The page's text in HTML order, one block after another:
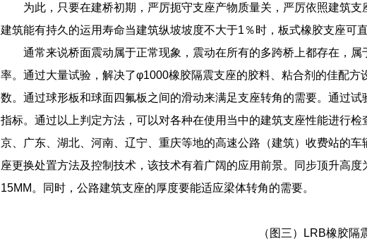
为此，只要在建桥初期，严厉扼守支座产物质量关，严厉依照建筑
建筑能有持久的运用寿命当建筑纵坡坡度不大于1％时，板式橡胶支座可
通常来说桥面震动属于正常现象，震动在所有的多跨桥上都存在，
率。通过大量试验，解决了φ1000橡胶隔震支座的胶料、粘合剂的佳配
数。通过球形板和球面四氟板之间的滑动来满足支座转角的需要。通过
指标。通过以上判定方法，可以对各种在使用当中的建筑支座性能进行
京、广东、湖北、河南、辽宁、重庆等地的高速公路（建筑）收费站的
座更换处置方法及控制技术，该技术有着广阔的应用前景。同步顶升高
15MM。同时，公路建筑支座的厚度要能适应梁体转角的需要。
（图三）LRB橡胶隔